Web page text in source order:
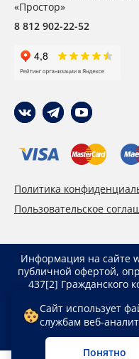
«Простор»
8 812 902-22-52
Политика
Пользовательское
Информация на сайте
публичной офертой,
437[2] Гражданского
заказа через
Цены при
отличаться
Сайт использует
службам веб-
Понятно